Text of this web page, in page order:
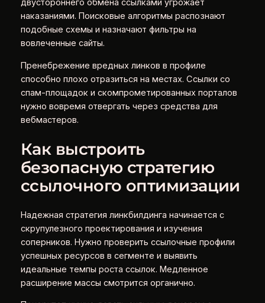
двустороннего обмена ссылками угрожает
наказаниями. Поисковые алгоритмы распознают
подобные схемы и назначают фильтры на
вовлеченные сайты.
Пренебрежение вредных линков в профиле
способно плохо отразиться на местах. Ссылки со
спам-площадок и скомпрометированных порталов
нужно вовремя отвергать через средства для
вебмастеров.
Как выстроить
безопасную стратегию
ссылочного оптимизации
Надежная стратегия линкбилдинга начинается с
скрупулезного проектирования и изучения
соперников. Нужно проверить ссылочные профили
успешных ресурсов в сегменте и выявить
идеальные темпы роста ссылок. Медленное
расширение массы смотрится органично.